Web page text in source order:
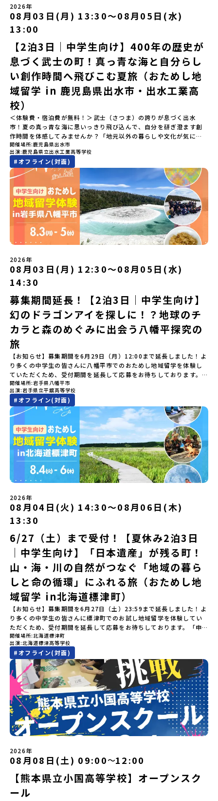
ら抽選の上、締め切り日から1週間を目途に、お申し込み時に記入い
ただいたメールアドレス宛に「当選／落選メール」をお送りいたし
ます。当選者は、メールに記載された「当選確認フォーム」に３日
以内に回答いただき、確認フォームの提出をもって参加確定とさせ
ていただきます。当選確認フォームの期日までにご回答いただけな
い場合は、当選を取り消しとさせていただきます。当選取り消しが
あった場合は、繰り上げ当選者へご連絡させていただきます。登録
メールアドレスの変更をご希望の場合は下記の地域みらい留学公式
LINEよりご連絡をお願いします。※受信制限設定をしていると、通
知メールをお受け取りいただけません。その場合は、
「@miratabi.jp」からのメールを受信できるよう設定をお願いいた
します。※結果に関する個別のお問合せにはお答えしておりません
ので、ご了承ください。・お申し込みについてお申込はお一人様1回
限りです。PC・スマートフォンからお申込ください。申込後の内容
変更はできません。お申込時は、メールアドレスの入力間違いにご
注意ください。・宿泊について１室に複数(同性2～4名程度)で宿泊
いただく予定です。・食事アレルギー対応について個別の詳細なア
レルギー対応希望にはお応えしかねる場合がございます。対応が必
要な場合は必ず事前にご相談ください。・参加取消や急遽参加でき
なくなった場合について参加決定後の参加お取り消しはご遠慮下さ
い。やむを得ないお取り消しの場合はお早めに事務局までご連絡く
ださい。・キャンセルポリシーやむを得ない参加お取り消しの場
合、以下のルールに沿って対応させていただきます。ご了承くださ
い。プログラム開催日の前日＜7月3日＞から、【キャンセルのご連
絡日：お支払いいただく旅行代金】・21日目にあたる日以前：無
料・20日目-8日目：20％・7日目-2日目：30％・プログラム開始日
加またはプログラム開始後の解除：100％・催行中止について天候な
どの状況等によって開催を見合わせる可能性があります。その場合
は原則、開催日1週間前までにご連絡いたします。又、最少催行人数
に達しなかった場合は、開催日3週間前までに催行中止の旨をメール
にてご連絡いたします。・よくあるご質問その他、よくあるご質問
についてはこちらをご確認ください。運営団体について＜プログラ
ム主催：一般財団法人地域・教育魅力化プラットフォーム＞「意志
ある若者にあふれる持続可能な地域・社会をつくる」というビジョ
ンを掲げ、2017年3月に島根県に設立した教育事業団体です。日本
全国約200の高校と連携しながら、中学卒業後に地域の枠を越えて生
徒一人ひとりの夢や価値観に合った地域・学校で1〜3年間過ごすこ
とができるシステム「地域みらい留学」をはじめとした、教育事業
や地域活性モデルをつくり続けています。名 称：一般財団法人地
域・教育魅力化プラットフォーム設 立：2017年3月代表者：岩本
悠所在地：〒690-0842 島根県松江市東本町二丁目25-6 みらい
BASE2階 その他所在地公式HP：http://c-platform.or.jp/お問い
合わせ先担当：小川・小原E-mail：info@miratabi.jp「おためし
地域留学体験」のプログラム開催情報を公式LINEにて配信中！ぜひ
ご登録ください♪地域みらい留学公式LINE
「みんなでBBQディナー」 -さらに仲間や地元の高校生、町の大人
たちと交流＜3日目＞（AM）「アイヌが愛した森を散策するフィー
ルドワーク」「3日間の振り返りワーク」 -みんなで振り返り対話
「ランチ/お土産タイム」（PM） 13：30頃プログラム終了-新千歳
空港には15：00頃に到着予定です。※天候の状況や参加人数によっ
てプログラムを変更する場合がございます。参加概要【開催場所】
北海道平取町（びらとりちょう）【実施日程】7月18日(土)～7月20
日(月祝)※参加が確定した方には6月3日(水) 18：30～20：00に
「参加者向け事前オンライン研修」をご案内する予定です。必ず参
加をお願いします。【集合場所・時間】7月18日(土) 12：00 新千歳
空港※12：00までに新千歳空港に到着する便で手配ください。【解
散場所・時間】7月20日(祝月) 15：00頃 新千歳空港※16：00以降
に新千歳空港を出発する便で手配ください。【対象】中学2年生、中
学3年生【宿泊先】ゲストハウス ヤント※ドミトリータイプの2段ベ
ッド（1室2～4名）で宿泊いただく予定です。【旅行代金】無料※旅
行代金に含まれる費用のうち、以下の内容が無料となります・宿泊
費（2泊分）・プログラム内のアクティビティ・体験費用・一部の食
事代※以下の費用は参加者のご負担となります・集合場所までの往
復交通費・お土産代や自由時間の個人飲食費などの個人的費用【募
集人数】最大10名（お申し込み多数の場合は抽選の上決定）【参加
者決定】お申し込み多数の場合は、締め切り後1週間を目途に当落結
果をご連絡いたします。【申し込み受付締切】4月30日(木)12：00
から 5月14日(木) 12：00まで疑問も不安もワクワクに変える！「お
ためし地域留学」ステップアップ説明会プログラムの内容を詳しく
知りたい方や、お申し込みを迷われている方向けにZoomでのオン
ライン配信を行います。知りたい情報のレベルに合わせて、以下の2
つのステップをご活用ください。【STEP 1】全体オンライン説明会
（アーカイブ動画を公開中！）〜まずは「おためし地域留学」を知
りたい方へ〜日本全国20以上の地域から選んで参加できる「おため
し地域留学」の魅力を凝縮したアーカイブ動画をご覧いただけま
す。初めての一人旅への不安や、事務局のサポート体制、安全面に
る]YouTube：https://youtu.be/Yt8nd04aNgA?
si=e5erbspvwz5O8_uF【STEP 2】平取町プログラム説明会〜
「平取町」の内容を具体的に深掘りしたい方へ〜全体説明を聞いた
うえで、「平取町では具体的に何をするの？」「どんな町なの？」
という疑問にお答えする説明会です。平取町ならではの豊かな文化
や、2泊3日のプログラムの中身をたっぷりとお伝えします。日
時： 5月7日(木) 19：00〜19：40内 容： 平取町ってどんなとこ
ろ？、プログラム詳細解説、質疑応答お申し込み：https://c-
mirai.jp/events/002112どちらの説明会でも、お気軽にどうぞ！
「はじめての一人旅だけど大丈夫？」「どんな体験ができるの？」
そんな保護者様の不安や、中学生のみなさんの素朴な疑問にスタッ
フが直接お答えします。チャットでの質問も可能ですので、ぜひご
自宅からリラックスしてご参加ください。▼お申し込み前に必ずご
確認ください・参加規約への同意プログラムへの参加申し込みいた
だく前に、「お申し込みに関する各規約」への同意が必須となりま
す。ご確認ください。・抽選による参加者決定についてお申込みい
ただいた方の中から抽選の上、締め切り日から1週間を目途に、お申
し込み時に記入いただいたメールアドレス宛に「当選／落選メー
ル」をお送りいたします。当選者は、メールに記載された「当選確
認フォーム」に３日以内に回答いただき、確認フォームの提出をも
にご回答いただけない場合は、当選を取り消しとさせていただきま
す。当選取り消しがあった場合は、繰り上げ当選者へご連絡させて
いただきます。登録メールアドレスの変更をご希望の場合は下記の
地域みらい留学公式LINEよりご連絡をお願いします。※受信制限設
定をしていると、通知メールをお受け取りいただけません。その場
合は、「@miratabi.jp」からのメールを受信できるよう設定をお願
いいたします。※結果に関する個別のお問合せにはお答えしており
ませんので、ご了承ください。・お申し込みについてお申込はお一
人様1回限りです。PC・スマートフォンからお申込ください。申込
後の内容変更はできません。お申込時は、メールアドレスの入力間
違いにご注意ください。・宿泊について１室に複数(同性2～4名程
度)で宿泊いただく予定です。・食事アレルギー対応について個別の
詳細なアレルギー対応希望にはお応えしかねる場合がございます。
対応が必要な場合は必ず事前にご相談ください。・参加取消や急遽
参加できなくなった場合について参加決定後の参加お取り消しはご
遠慮下さい。やむを得ないお取り消しの場合はお早めに事務局まで
ご連絡ください。・キャンセルポリシーやむを得ない参加お取り消
しの場合、以下のルールに沿って対応させていただきます。ご了承
ください。プログラム開催日の前日＜7月17日＞から、【キャンセル
のご連絡日：お支払いいただく旅行代金】・21日目にあたる日以
前：無料・20日目-8日目：20％・7日目-2日目：30％・プログラム
開始日の前日：40％・プログラム開始日当日：50％・ご連絡無しで
の不参加またはプログラム開始後の解除：100％・催行中止について
天候などの状況等によって開催を見合わせる可能性があります。そ
の場合は原則、開催日1週間前までにご連絡いたします。又、最少催
行人数に達しなかった場合は、開催日3週間前までに催行中止の旨を
メールにてご連絡いたします。・よくあるご質問その他、よくある
ご質問についてはこちらをご確認ください。運営団体について＜プ
ログラム主催：一般財団法人地域・教育魅力化プラットフォーム＞
「意志ある若者にあふれる持続可能な地域・社会をつくる」という
ビジョンを掲げ、2017年3月に島根県に設立した教育事業団体で
す。日本全国約200の高校と連携しながら、中学卒業後に地域の枠を
越えて生徒一人ひとりの夢や価値観に合った地域・学校で1〜3年間
です。どんな困難な状況にも真っ向から立ち向かい、未知の領域へ
夢を追って挑戦し続ける姿勢や、手つかずの大自然の中で一攫千金
の夢を抱いて熱中した「砂金掘り」、自らの手で広大な大地を切り
拓いてきた農業や漁業の歴史など、夢を追う人々が集まる他の町に
はない風土が存在します。大樹町では、このフロンティアスピリッ
ツが現在、「北海道の小さな町から宇宙を目指す」という新たな夢
へと繋がっています。 「宇宙版シリコンバレー」の実現を目指し、
国内外の宇宙関連企業が集まる宇宙港「北海道スペースポート」の
整備が進められています。 この未来への挑戦の精神は、民間企業に
よる日本初のロケット打ち上げ成功という形で実を結び、世界有数
のロケット発射場の適地として全国・アジア各国からも大きな注目
を集めています 今回は、そんな大樹町の過去から未来へ繋がるフロ
ンティアスピリッツに触れるアクティビティへ出発！農業からロケ
ットまで本物の現場を体感し、他では味わえない体験を五感をフル
につかって楽しむことができます🎵大樹高校は、農業から宇宙まで
「町のぜんぶが教科書」！大樹高校の学びは、ただ教室の机に座っ
ているだけではありません！農業や漁業から、最先端の宇宙科学ま
で「町のぜんぶが教科書」 です。先輩たちは「地域探究」の授業
や、放課後の「地域探究サークル」を通して、学校の外へどんどん
飛び出し町の人たちと一緒にリアルな課題解決にチャレンジしてい
ます。そんな先輩たちとの交流がきっと「未来の自分」のヒントが
見つかるはず！ あたたかい町の人たちや先輩たちとの出会いが待っ
ている北海道大樹町へ、あなたの世界をグッと広げる特別な旅に出
発しませんか？ 体験のおすすめポイント体験プログラム内容（予
定）＜１日目＞（PM）「オリエンテーション・自己紹介ワーク」
「大樹町の自然を満喫」 -先人の知恵と夢を体験「砂金堀」 -川
樹高校見学・寮見学」 -大樹高校の特徴を知る学校体験 -高校生
との対話「大樹町の魅力を体験①」 -大樹町ならではのランチ＆ス
イーツ（PM）「大樹町の魅力を体験②」 -大樹町宇宙交流センタ
ーSORA見学 -モデルロケットを飛ばしてみよう！「みんなで
BBQ」 -さらに仲間や地元の高校生、町の大人たちと交流＜3日目
＞（AM）「3日間の振り返りワーク」 -みんなで振り返り対話「牧
場の舞台裏。フィールドワーク」 -牧場見学・搾乳体験・動物と触
れ合おう「ランチ/お土産タイム」（PM） 14：00頃プログラム終
了-とかち帯広空港には15：00頃に到着予定です。※天候の状況や参
加人数によってプログラムを変更する場合がございます。参加概要
【開催場所】北海道大樹町（たいきちょう）【実施日程】7月28日
(火)〜 7月30日(木)※参加が確定した方には6月19日(金) 18：30～
20：00に「参加者向け事前オンライン研修」をご案内する予定で
す。必ず参加をお願いします。【集合場所・時間】7月28日(火)
13：00 とかち帯広空港※13：00までにとかち帯広空港に到着する
便で手配ください。【解散場所・時間】7月30日(木) 15：00頃 とか
ち帯広空港※16：00以降にとかち帯広空港を出発する便で手配くだ
さい。【対象】中学2年生、中学3年生【宿泊先】大樹町ワーキング
ステイ住宅※1室に複数(同性2～4名程度)で宿泊いただく予定です。
【旅行代金】無料※旅行代金に含まれる費用のうち、以下の内容が
無料となります：・宿泊費（2泊分）・プログラム内のアクティビテ
ィ・体験費用・一部の食事代*以下の費用は参加者のご負担となりま
す・集合場所までの往復交通費・お土産代や自由時間の個人飲食費
などの個人的費用【募集人数】最大10名（お申し込み多数の場合は
抽選の上決定）【参加者決定】お申し込み多数の場合は、締め切り
間】申込期間が延長になりました！5月7日(木)12：00 から 6月4日
(木) 12：00まで疑問も不安もワクワクに変える！「おためし地域留
学」ステップアップ説明会プログラムの内容を詳しく知りたい方
や、お申し込みを迷われている方向けにZoomでのオンライン配信
を行います。知りたい情報のレベルに合わせて、以下の2つのステッ
プをご活用ください。【STEP 1】全体オンライン説明会（アーカイ
ブ動画を公開中！）〜まずは「おためし地域留学」を知りたい方
へ〜日本全国20以上の地域から選んで参加できる「おためし地域留
学」の全体像や魅力について、説明会を開催しました。中学生一人
での参加にあたり、保護者様が特に気になる「安全面」や「事務局
のサポート体制」についても詳しく解説しています。ぜひ、ご自宅
からお気軽にご視聴ください。🎬 [アーカイブ動画を視聴す
る]YouTube：https://youtu.be/Yt8nd04aNgA?
si=e5erbspvwz5O8_uF 【STEP 2】大樹町プログラム説明会〜
「大樹町」の内容を具体的に深掘りしたい方へ〜全体説明を聞いた
うえで、「大樹町では具体的に何をするの？」「どんな町なの？」
という疑問にお答えする説明会です。大樹町ならではの豊かな文化
や、2泊3日のプログラムの中身をたっぷりとお伝えします。日
時： 5月13日(水) 19：00〜19：40内 容： 大樹町ってどんなとこ
ろ？プログラム詳細解説、質疑応答お申し込み：https://c-
mirai.jp/events/002112お気軽にどうぞ！「はじめての一人旅だ
けど大丈夫？」「どんな体験ができるの？」そんな保護者様の不安
や、中学生のみなさんの素朴な疑問にスタッフが直接お答えしま
す。チャットでの質問も可能ですので、ぜひご自宅からリラックス
してご参加ください。▼お申し込み前に必ずご確認ください・参加
規約への同意プログラムへの参加申し込みいただく前に、「お申し
い。・抽選による参加者決定についてお申込みいただいた方の中か
ら抽選の上、締め切り日から1週間を目途に、お申し込み時に記入い
ただいたメールアドレス宛に「当選／落選メール」をお送りいたし
ます。当選者は、メールに記載された「当選確認フォーム」に３日
ていただきます。当選確認フォームの期日までにご回答いただけな
2026年
08月03日(月) 13:30〜08月05日(水)
13:00
【2泊3日｜中学生向け】400年の歴史が
息づく武士の町！真っ青な海と自分らし
い創作時間へ飛びこむ夏旅（おためし地
域留学 in 鹿児島県出水市・出水工業高
校）
＜体験費・宿泊費が無料！＞武士（さつま）の誇りが息づく出水
市！夏の真っ青な海に思いっきり飛び込んで、自分を研ぎ澄ます創
作時間を体感してみませんか？「地元以外の暮らしや文化が気にな
る。いつか留学してみたい！」「自分の進学や将来の可能性をもっ
とひらきたい！」「ものづくりや工業高校に興味がある！」そんな
中学生のみなさんにおすすめ！「おためし地域留学」は、日本全国
約200の高校と連携し、地域の枠を超えて学校生活を送る「地域みら
い留学」をプチ体験できるプログラムです。はじめてのひとり旅で
も安心！現地でもスタッフがしっかりとサポートいたします。今回
のフィールドは「鹿児島県 出水市（いずみし）出水工業高校」出水
市（いずみし）は、鹿児島県の玄関口にあるまち。ここでしか見ら
れない景色と、地元の人たちがずっと大切にしてきたものがありま
す。400年前から続く「武士の道」を歩く昔、武士たちがまちを守る
ために築いた「出水麓（いずみふもと）武家屋敷群」。今も残る約
150軒のお屋敷のほとんどに、今も人が住んでいます。400年前の武
士が歩いた道を、自分の足で歩く。まるで、まち全体がタイムカプ
セル。真っ青な海へダイブ！目の前に広がる八代海（やつしろか
い）は穏やかなリアス式海岸。海に沈む夕日は一生に一度は見てお
きたい景色です。出水工業高校は、「建築科」と「機械電気科」の2
つの学科。金属加工、電気工作、建物のデザインにチャレンジでき
る環境。「高校生ものづくりコンテスト」の木材加工部門で九州大
会2位に輝くなど、先輩たちの実力はホンモノ！この旅では自分の手
でモノをつくる時間を体験。金属を削ったり、電気を組んだり、木
で形をつくったり。プロの機械にさわれる高校で&quot;自分の手
&quot;でモノづくりにチャレンジ。夜には自分だけの「竹灯籠（た
けとうろう）」を作って灯りをともします。真っ青な海に思いっき
りダイブしたり、全国から集まった仲間や地元の高校生、地域の方
たちとワイワイBBQや夕ごはんづくりは一生の思い出になるはず！
ちょっとドキドキするけど、楽しい！に出会う3日間。熱気あふれる
出水市の冒険に飛び込んでみませんか？体験のおすすめポイント体
験プログラム内容（予定）＜1日目＞（PM）「オリエンテーショ
ン・自己紹介ワーク」「みんなで海遊び！」 -心をほぐして、出水
に飛び込む！海を満喫しよう！「みんなで夕食」「1日目の振り返り
会」＜2日目＞（AM）「出水工業高校のオープンスクールに参
加」 -高校見学 -授業体験（PM）「学校のことを深く知る・もの
づくりにチャレンジ！」 -各学科を実際に体験する -ものづくり
にチャレンジ -竹灯籠づくりを創って灯りをともす「みんなで
BBQ」「2日目の振り返り会」＜3日目＞（AM）「3日間の振り返り
ワーク」 -みんなで振り返り対話（PM） 13:00頃 解散（出水駅）
※天候の状況や参加人数によってプログラムを変更する場合がござ
（月）〜 8月5日（水）※参加が確定した方には7月7日(火) 18:30-
20:00に「参加者向け事前オンライン会」をご案内する予定です。必
ず参加をお願いします。【集合場所・時間】出水駅 8月3日(月)
13:30 集合【解散場所・時間】出水駅 8月5日(水) 12:00 解散【対
象】中学生2～3年生【宿泊先】現在調整中※1室に複数名(同性)で宿
泊いただく予定です。【旅行代金】無料※旅行代金に含まれる費用
のうち、以下の内容が無料となります：・宿泊費（2泊分）・プログ
ラム内のアクティビティ・体験費用・一部の食事代*以下の費用は参
加者のご負担となります・集合場所までの往復交通費・お土産代や
自由時間の個人飲食費などの個人的費用【募集人数】最大10名（お
申し込み多数の場合は抽選の上決定）【参加者決定】お申し込み多
数の場合は、締め切り後1週間を目途に当落結果をご連絡いたしま
す。【申し込み受付期間】6月1日(月)12：00 から 6月15日(月)
12：00まで疑問も不安もワクワクに変える！「おためし地域留学」
ステップアップ説明会プログラムの内容を詳しく知りたい方や、お
申し込みを迷われている方向けにZoomでのオンライン配信を行い
ます。知りたい情報のレベルに合わせて、以下の2つのステップをご
活用ください。【STEP 1】全体オンライン説明会（アーカイブ動画
を公開中！）〜まずは「おためし地域留学」を知りたい方へ〜日本
全国20以上の地域から選んで参加できる「おためし地域留学」の全
体像や魅力について、説明会を開催しました。中学生一人での参加
にあたり、保護者様が特に気になる「安全面」や「事務局のサポー
ト体制」についても詳しく解説しています。ぜひ、ご自宅からお気
軽にご視聴ください。🎬 [アーカイブ動画を視聴する]YouTube：
https://youtu.be/Yt8nd04aNgA?si=e5erbspvwz5O8_uF
【STEP 2】出水市・出水工業高校プログラム説明会〜「出水市・出
水工業高校」の内容を具体的に深掘りしたい方へ〜全体説明を聞い
たうえで、「出水市では具体的に何をするの？」「どんな町な
の？」という疑問にお答えする説明会です。出水市ならではの豊か
な文化や、2泊3日のプログラムの中身をたっぷりとお伝えします。
日 時： 6月9日日(水)19:00-19:45内 容： 出水市ってどんなとこ
ろ？プログラム詳細解説、質疑応答お申し込み：https://c-
mirai.jp/events/091247お気軽にどうぞ！「はじめての一人旅だ
開催場所 鹿児島県出水市
出演 鹿児島県立出水工業高等学校
#オフライン(対面)
2026年
08月03日(月) 12:30〜08月05日(水)
14:30
募集期間延長！【2泊3日｜中学生向け】
幻のドラゴンアイを探しに！？地球のチ
カラと森のめぐみに出会う八幡平探究の
旅
【お知らせ】募集期間を6月29日（月）12:00まで延長しました！よ
り多くの中学生の皆さんに八幡平市でのおためし地域留学を体験し
ていただくため、受付期間を延長して応募をお待ちしております。
「申し込みのタイミングを逃してしまった」という方も、この機会
にぜひ一歩踏み出してみませんか？※都合により締め切りを早める
場合がございます。お早目にご応募ください！＜体験費・宿泊費が
無料＞緑があふれる大自然の町へ！世界でここでしかできない「自
然×アートの融合体験」や「自然クラフト」を楽しんでみません
か？「大自然や文化体験が好き！興味がある！」「その地域にしか
ない郷土料理を味わってみたい！」「地元以外の暮らしや文化が気
になる。いつか留学してみたい！」そんな中学生のみなさんにおす
すめ！「おためし地域留学体験」は、日本全国約200の高校と連携し
ながら地域の枠を超えて学校生活を送ることができる「地域みらい
留学」をプチ体験できるプログラムです。はじめてでも安心！現地
ではスタッフがしっかりとサポートいたします。今回のフィールド
は「岩手県八幡平市（はちまんたいし）」岩手県八幡平市（はちま
んたいし）は北西部にあり、秋田県との県境にある自然豊かな町で
す。町の約83％は「森林」！標高1,000mを超える山岳地帯や高原
もあり緑が豊かな大自然を感じることができ、新緑、山菜の春、花
の夏、紅葉の秋、スキーや樹氷の冬と四季ごとに美しい景色を見る
ことのできるユニークな町です。「十和田八幡平（とわだはちまん
たい）国立公園」では登山やトレッキング、「安比高原（あっぴこ
うげん）スキー場」は日本国内最大級のスキーリゾートとして有名
で、一年中自然アクティビティを楽しむことができます！そして八
幡平市にある「松川地熱発電所」は、日本で初めて「地球のチカラ
を電気に変えた」場所！八幡平の地下からわき出す蒸気をそのまま
電気に変える「地球・自然にやさしい最先端のエネルギー」を生み
出す挑戦をしてきた町です。今回のプログラムでは、この松川地熱
発電所から吹き出す地熱蒸気を使った「アート体験」をすることが
できます。世界でここだけ！地球のチカラを使った幻想的なグラデ
ーションのアートづくりをぜひ体験してみてください！さらに八幡
平市は自然（山）の恵みを生かした料理がとても美味しい地域で
す。みなさんの地元の味とは違う「岩手の郷土料理」を味わって楽
しんでください🎵今回はこの大自然や文化が魅力的な八幡平市で、
日本全国から集まる中学生や「平舘（たいらだて）高校」の高校生
と一緒にさまざまなアクティビティを体験していただきます。他に
はないスペシャルな魅力がギュッと詰まった岩手県八幡平市で五感
を使いながら、まちの魅力を一緒に探究してみませんか？地域と一
体になり「開拓者精神」を育む！「平舘（たいらだて）高校」と
は？今回のプログラムを一緒に過ごしてくれる高校生は「平舘（た
いらだて）高校」の生徒たち。この高校の特徴は「地域と一体にな
った探究教育」と「自分で考えて動くチカラを大切にしている」こ
自身が「探究プロジェクト」を企画し取り組むユニークな高校で
す。机の上で勉強するだけではない、実践的な探究やフィールドワ
ークを楽しむことができます。今回は、そんなエネルギッシュに活
躍する高校生と一緒に交流したり対話をしながら、町の文化・料理
を楽しみ、高校での活動のイメージをもつことができる絶好の機
開催場所 岩手県八幡平市
出演 岩手県立平舘高等学校
#オフライン(対面)
2026年
08月04日(火) 14:30〜08月06日(木)
13:30
6/27（土）まで受付！【夏休み2泊3日
｜中学生向け】「日本遺産」が残る町！
山・海・川の自然がつなぐ「地域の暮ら
しと命の循環」にふれる旅（おためし地
域留学 in北海道標津町）
【お知らせ】募集期間を6月27日（土）23:59まで延長しました！よ
り多くの中学生の皆さんに標津町でのお試し地域留学を体験してい
ただくため、受付期間を延長して応募をお待ちしております。「申
し込みのタイミングを逃してしまった」という方も、この機会にぜ
ひ一歩踏み出してみませんか？※都合により締め切りを早める場合
がございます。お早目にご応募ください！-------奨学金のお知らせ-
------＼返還不要・3年間最大72万／💡北海道の高校留学に【毎月2
万円】の給付型奨学金～夢に向かって一歩踏み出す、あなたの未来
を応援！～ 詳細・条件はこちらから-----------------------------
----＜体験費・宿泊費が無料！＞一万年前から続く自然と人の暮らし
が今も残る町！広大な自然と生き物とともに生きる豊かさに触れ、
まちの暮らしを一緒に体験してみませんか？「地元以外の地域の暮
らしが気になる。いつか留学してみたい！」「大自然と生き物が好
き！興味がある！」「自分の進学や将来の可能性をもっとひらきた
い！」そんな中学生のみなさんにおすすめ！「おためし地域留学体
験」は、日本全国約200の高校と連携し、地域の枠を超えて学校生活
を送る「地域みらい留学」をプチ体験できるプログラムです。はじ
めてのひとり旅でも安心！現地でもスタッフがしっかりとサポート
いたします。今回のフィールドは「北海道 標津町（しべつちょ
う）」北海道の東に位置する標津町（しべつちょう）は人口 約
4,600人の町。東の水平線の奥に見えるのは北方領土の国後島（くな
開催場所 北海道標津町
出演 北海道標津高等学校
#オフライン(対面)
2026年
08月08日(土) 09:00〜12:00
【熊本県立小国高等学校】オープンスク
ール